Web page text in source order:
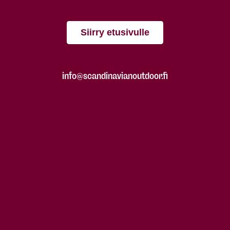
Siirry etusivulle
info@scandinavianoutdoor.fi